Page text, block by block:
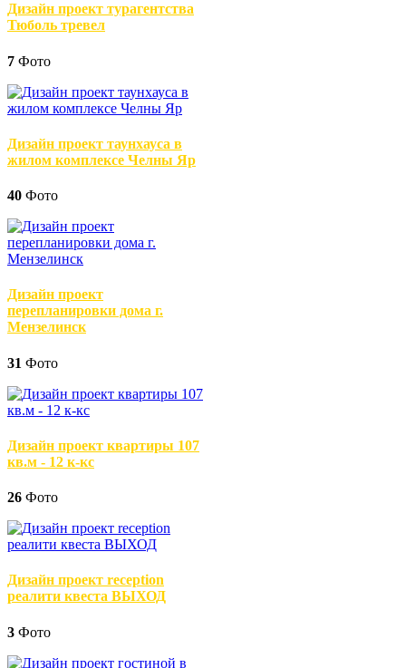
Дизайн проект турагентства
Тюболь тревел
7 Фото
Дизайн проект таунхауса в
жилом комплексе Челны Яр
40 Фото
Дизайн проект
перепланировки дома г.
Мензелинск
31 Фото
Дизайн проект квартиры 107
кв.м - 12 к-кс
26 Фото
Дизайн проект reception
реалити квеста ВЫХОД
3 Фото